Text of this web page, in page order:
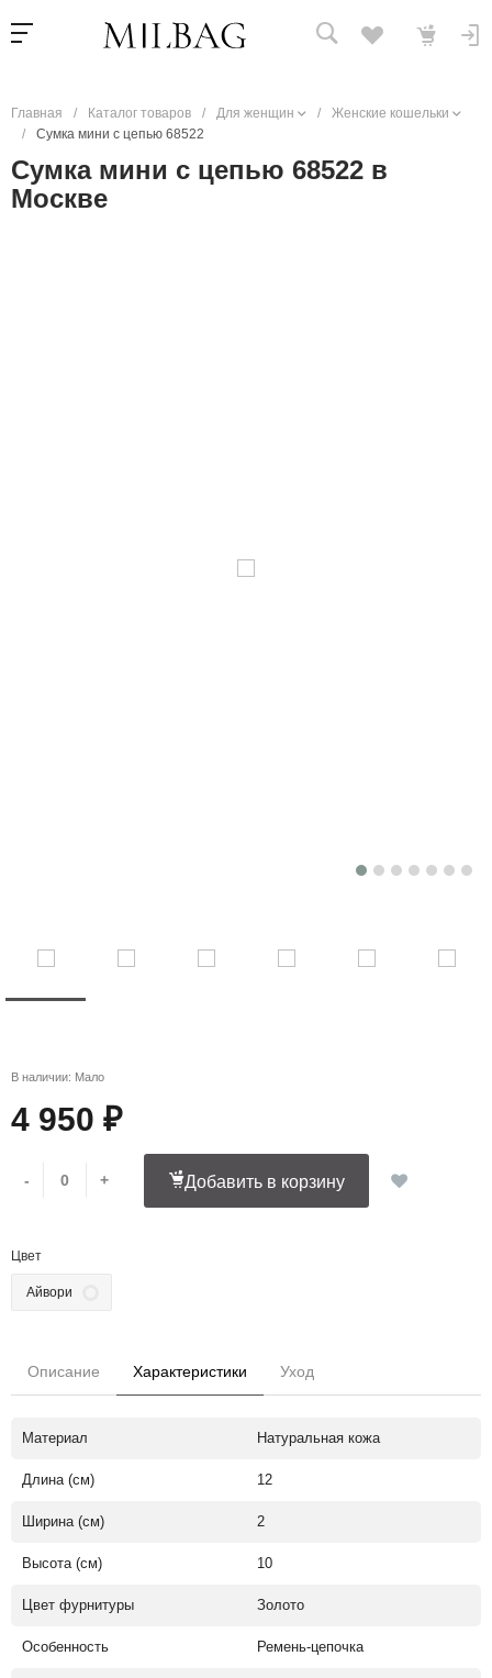
Главная / Каталог товаров / Для женщин /
Женские кошельки
/
Сумка мини с цепью 68522
Сумка мини с цепью 68522 в
Москве
В наличии: Мало
4 950 ₽
- + Добавить в корзину
Цвет
Айвори
Описание Характеристики Уход
Материал Натуральная кожа
Длина (см) 12
Ширина (см) 2
Высота (см) 10
Цвет фурнитуры Золото
Особенность Ремень-цепочка